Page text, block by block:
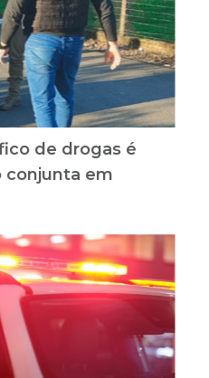
de drogas é
conjunta em